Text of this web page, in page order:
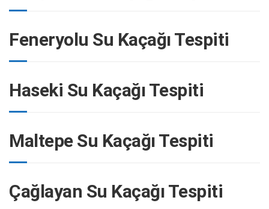
Feneryolu Su Kaçağı Tespiti
Haseki Su Kaçağı Tespiti
Maltepe Su Kaçağı Tespiti
Çağlayan Su Kaçağı Tespiti